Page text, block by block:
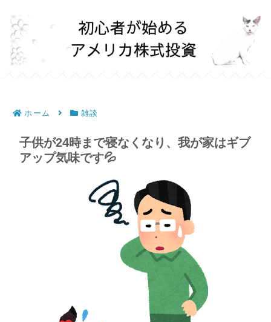
ホーム 雑談
子供が24時まで寝なくなり、我が家はギブ
アップ気味です💦